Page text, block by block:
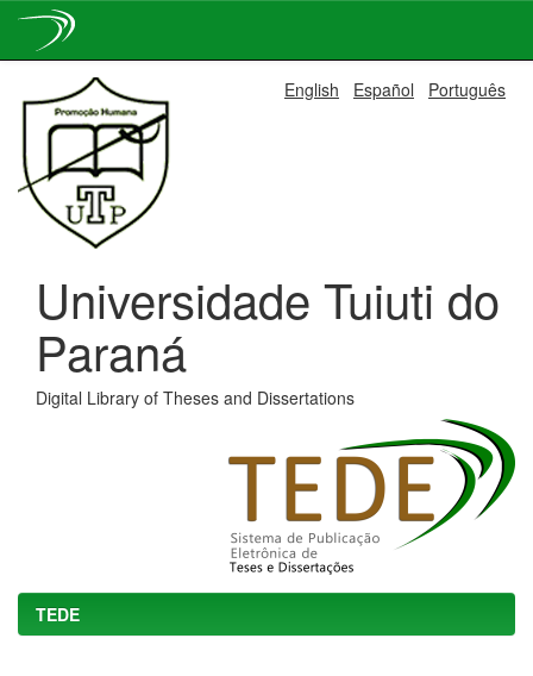
navigation
English Español Português
Universidade Tuiuti do
Paraná
Digital Library of Theses and Dissertations
TEDE